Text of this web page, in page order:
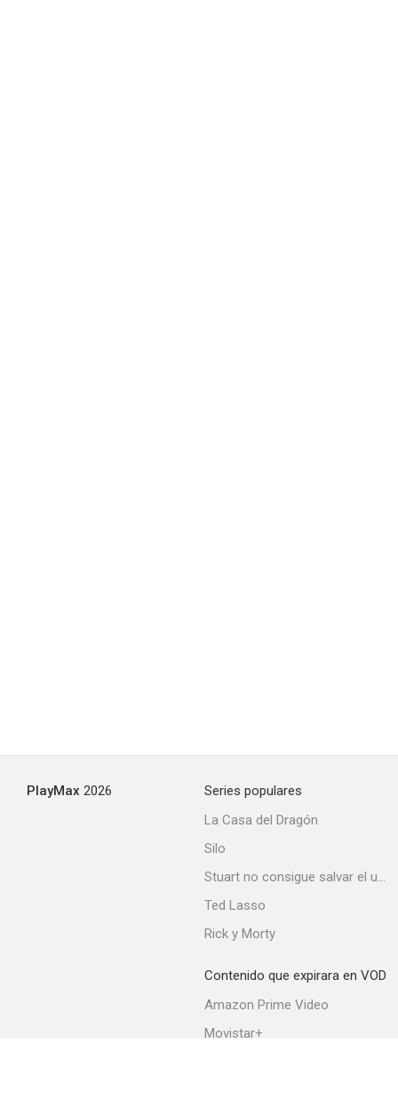
PlayMax 2026
Series populares
La Casa del Dragón
Silo
Stuart no consigue salvar el universo
Ted Lasso
Rick y Morty
Contenido que expirara en VOD
Amazon Prime Video
Movistar+